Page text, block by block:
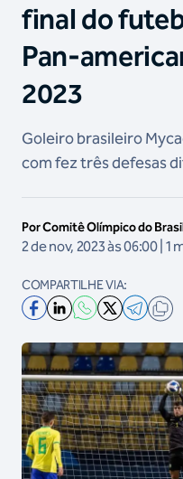
final do
Pan-
2023
Goleiro brasileiro
com fez três defesas
Por Comitê Olímpico do
2 de nov, 2023 às 06:00 | 1
COMPARTILHE VIA: